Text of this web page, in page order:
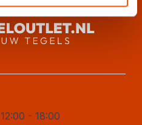
12:00 - 18:00